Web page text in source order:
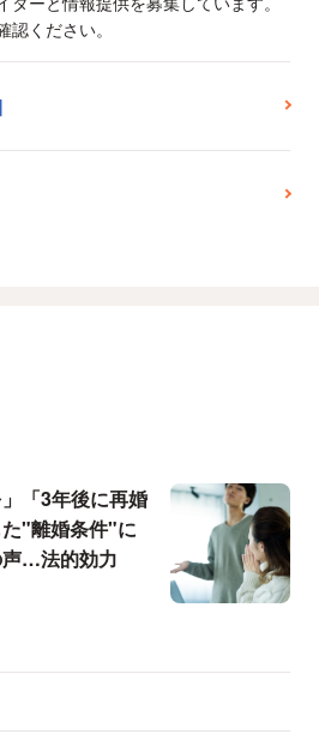
ください。
「3年後に再婚
"離婚条件"に
声…法的効力